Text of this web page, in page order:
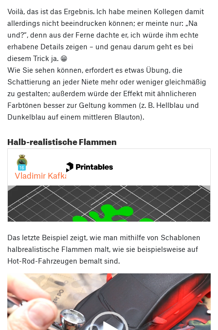
Voilà, das ist das Ergebnis. Ich habe meinen Kollegen damit
allerdings nicht beeindrucken können; er meinte nur: „Na
und?“, denn aus der Ferne dachte er, ich würde ihm echte
erhabene Details zeigen – und genau darum geht es bei
diesem Trick ja. 😁
Wie Sie sehen können, erfordert es etwas Übung, die
Schattierung an jeder Niete mehr oder weniger gleichmäßig
zu gestalten; außerdem würde der Effekt mit ähnlicheren
Farbtönen besser zur Geltung kommen (z. B. Hellblau und
Dunkelblau auf einem mittleren Blauton).
Halb-realistische Flammen
Das letzte Beispiel zeigt, wie man mithilfe von Schablonen
halbrealistische Flammen malt, wie sie beispielsweise auf
Hot-Rod-Fahrzeugen bemalt sind.
Video-
Player